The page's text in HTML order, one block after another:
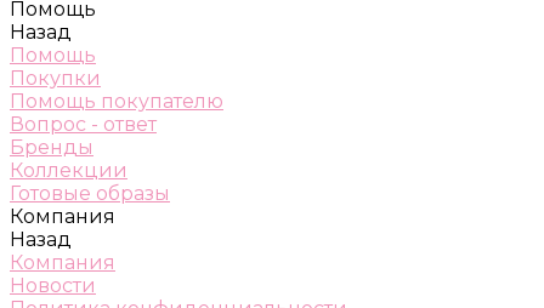
Помощь
Назад
Помощь
Покупки
Помощь покупателю
Вопрос - ответ
Бренды
Коллекции
Готовые образы
Компания
Назад
Компания
Новости